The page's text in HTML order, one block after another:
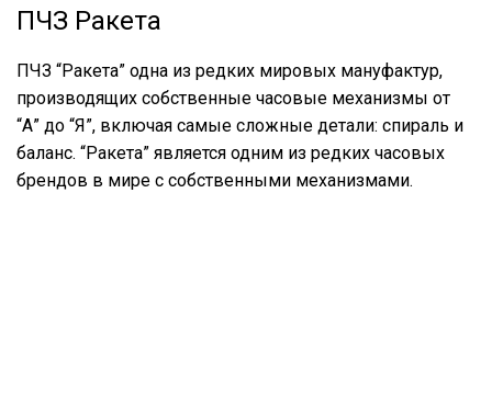
ПЧЗ Ракета
ПЧЗ “Ракета” одна из редких мировых мануфактур,
производящих собственные часовые механизмы от
“А” до “Я”, включая самые сложные детали: спираль и
баланс. “Ракета” является одним из редких часовых
брендов в мире с собственными механизмами.